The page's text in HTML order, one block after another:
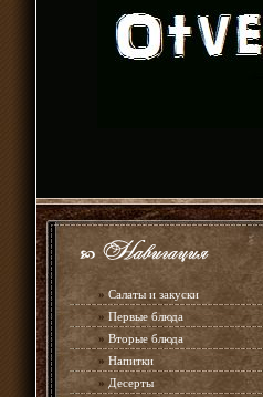
» Салаты и закуски
» Первые блюда
» Вторые блюда
» Напитки
»Десерты